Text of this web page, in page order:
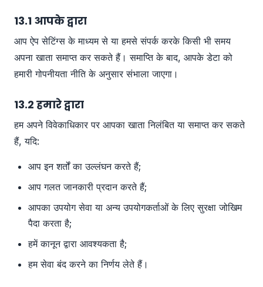
13.1 आपके द्वारा
आप ऐप सेटिंग्स के माध्यम से या हमसे संपर्क करके किसी भी समय
अपना खाता समाप्त कर सकते हैं। समाप्ति के बाद, आपके डेटा को
हमारी गोपनीयता नीति के अनुसार संभाला जाएगा।
13.2 हमारे द्वारा
हम अपने विवेकाधिकार पर आपका खाता निलंबित या समाप्त कर सकते
हैं, यदि:
आप इन शर्तों का उल्लंघन करते हैं;
आप गलत जानकारी प्रदान करते हैं;
आपका उपयोग सेवा या अन्य उपयोगकर्ताओं के लिए सुरक्षा जोखिम
पैदा करता है;
हमें कानून द्वारा आवश्यकता है;
हम सेवा बंद करने का निर्णय लेते हैं।